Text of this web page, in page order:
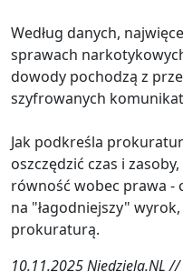
Według danych,
sprawach
dowody pochodzą z
szyfrowanych
Jak podkreśla
oszczędzić czas i
równość wobec prawa -
na "łagodniejszy"
prokuraturą.
10.11.2025 Niedziela.NL